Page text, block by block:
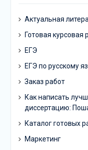
Актуальная
Готовая курсовая
ЕГЭ
ЕГЭ по русскому
Заказ работ
Как написать
диссертацию:
Каталог готовых
Маркетинг